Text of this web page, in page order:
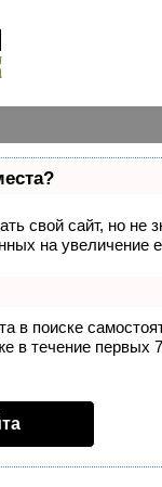
свой сайт, но не
на увеличение
в поиске
в течение первых